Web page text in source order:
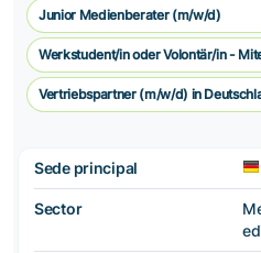
Junior Medienberater (m/w/d)
Werkstudent/in oder Volontär/in -
Vermarkungskonzepten
Vertriebspartner (m/w/d) in
Sede principal
Sector